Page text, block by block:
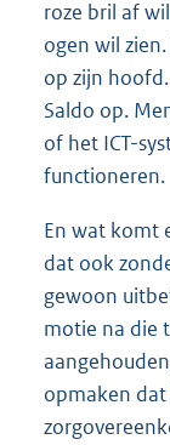
roze bril af
ogen wil
op zijn
Saldo op.
of het ICT-
functioneren.
En wat komt
dat ook
gewoon
motie na die
opmaken